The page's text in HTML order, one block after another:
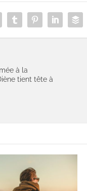
à la
tient tête à